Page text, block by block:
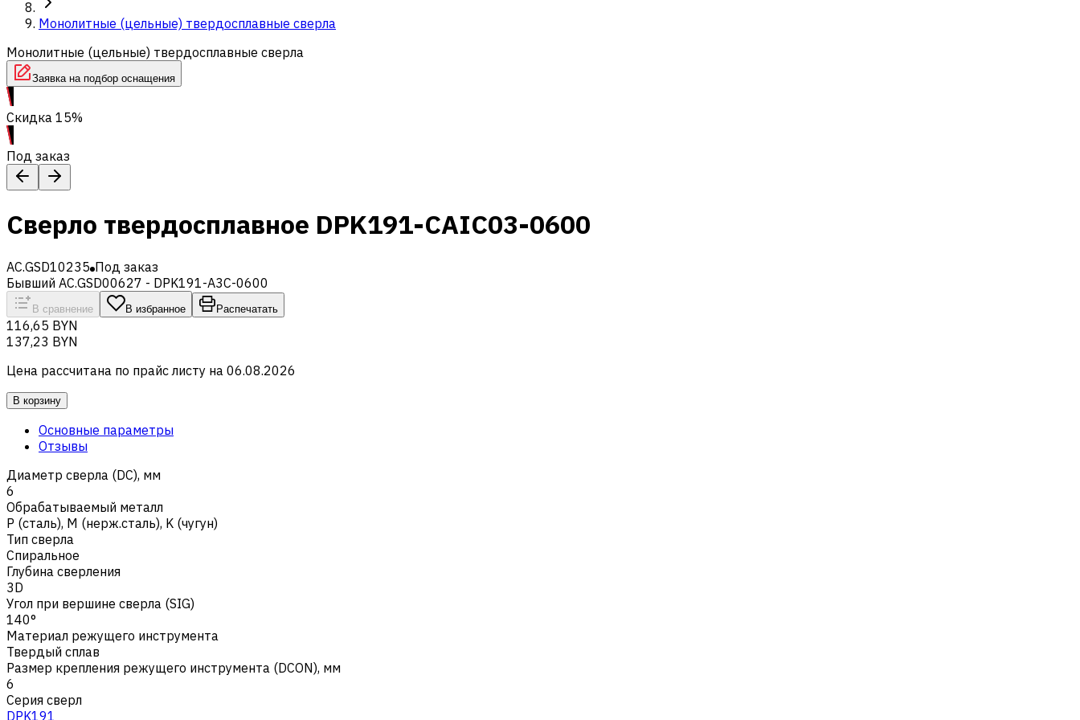
Монолитные (цельные) твердосплавные сверла
Монолитные (цельные) твердосплавные сверла
Заявка на подбор оснащения
Скидка 15%
Под заказ
Сверло твердосплавное DPK191-CAIC03-0600
AC.GSD10235 Под заказ
Бывший AC.GSD00627 - DPK191-A3C-0600
В сравнение В избранное Распечатать
116,65 BYN
137,23 BYN
Цена рассчитана по прайс листу на 06.08.2026
В корзину
Основные параметры
Отзывы
Диаметр сверла (DC), мм
6
Обрабатываемый металл
Р (сталь), M (нерж.сталь), K (чугун)
Тип сверла
Спиральное
Глубина сверления
3D
Угол при вершине сверла (SIG)
140°
Материал режущего инструмента
Твердый сплав
Размер крепления режущего инструмента (DCON), мм
6
Серия сверл
DPK191